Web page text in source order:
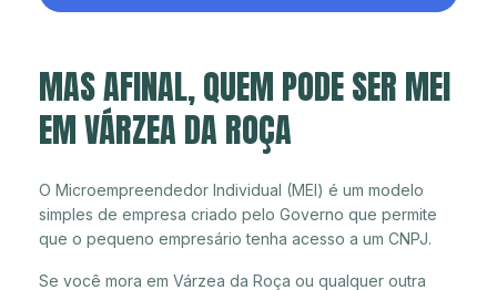
MAS AFINAL, QUEM PODE SER MEI
EM VÁRZEA DA ROÇA
O Microempreendedor Individual (MEI) é um modelo
simples de empresa criado pelo Governo que permite
que o pequeno empresário tenha acesso a um CNPJ.
Se você mora em Várzea da Roça ou qualquer outra